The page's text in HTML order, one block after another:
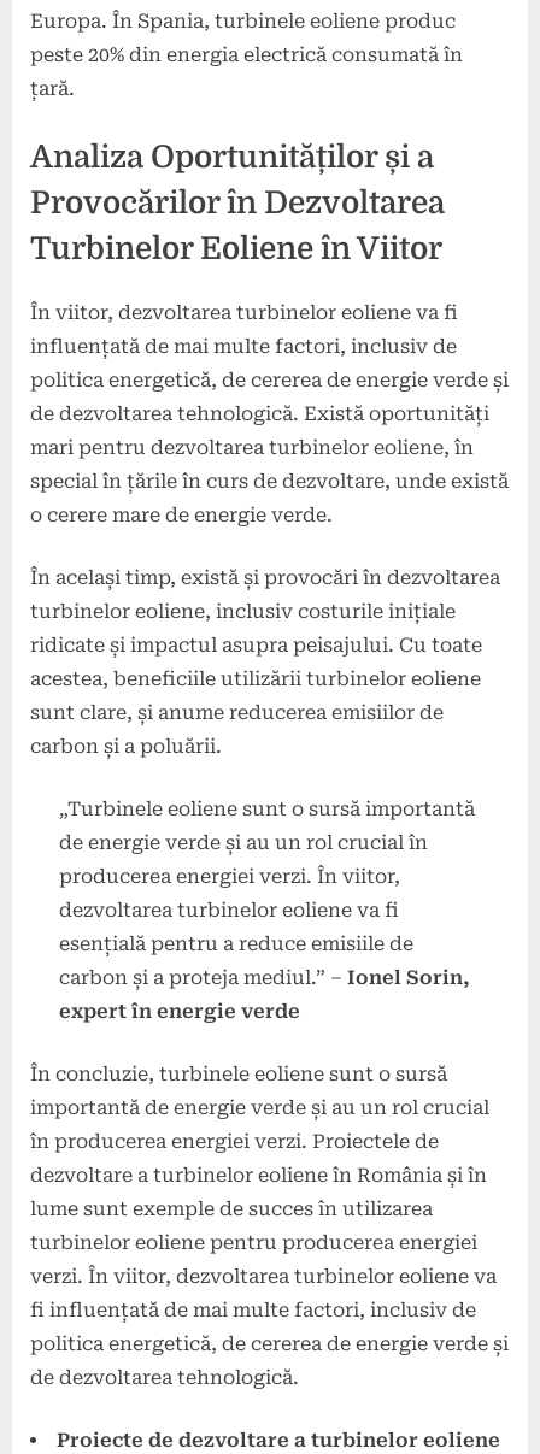
Europa. În Spania, turbinele eoliene produc
peste 20% din energia electrică consumată în
țară.
Analiza Oportunităților și a
Provocărilor în Dezvoltarea
Turbinelor Eoliene în Viitor
În viitor, dezvoltarea turbinelor eoliene va fi
influențată de mai multe factori, inclusiv de
politica energetică, de cererea de energie verde și
de dezvoltarea tehnologică. Există oportunități
mari pentru dezvoltarea turbinelor eoliene, în
special în țările în curs de dezvoltare, unde există
o cerere mare de energie verde.
În același timp, există și provocări în dezvoltarea
turbinelor eoliene, inclusiv costurile inițiale
ridicate și impactul asupra peisajului. Cu toate
acestea, beneficiile utilizării turbinelor eoliene
sunt clare, și anume reducerea emisiilor de
carbon și a poluării.
„Turbinele eoliene sunt o sursă importantă
de energie verde și au un rol crucial în
producerea energiei verzi. În viitor,
dezvoltarea turbinelor eoliene va fi
esențială pentru a reduce emisiile de
carbon și a proteja mediul.” – Ionel Sorin,
expert în energie verde
În concluzie, turbinele eoliene sunt o sursă
importantă de energie verde și au un rol crucial
în producerea energiei verzi. Proiectele de
dezvoltare a turbinelor eoliene în România și în
lume sunt exemple de succes în utilizarea
turbinelor eoliene pentru producerea energiei
verzi. În viitor, dezvoltarea turbinelor eoliene va
fi influențată de mai multe factori, inclusiv de
politica energetică, de cererea de energie verde și
de dezvoltarea tehnologică.
Proiecte de dezvoltare a turbinelor eoliene